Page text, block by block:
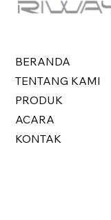
BERANDA
TENTANG KAMI
PRODUK
ACARA
KONTAK